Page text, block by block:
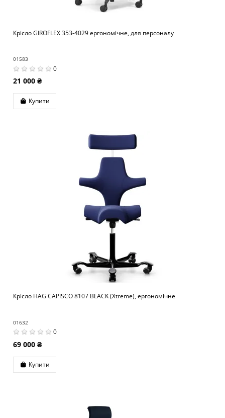
Крісло GIROFLEX 353-4029 ергономічне, для персоналу
01583
0
21 000 ₴
Купити
Крісло HAG CAPISCO 8107 BLACK (Xtreme), ергономічне
01632
0
69 000 ₴
Купити